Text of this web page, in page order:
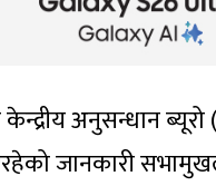
अनुसन्धान
जानकारी